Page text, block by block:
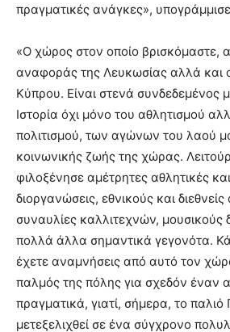
πραγματικές ανάγκες»,
«Ο χώρος στον οποίο βρισκόμαστε,
αναφοράς της Λευκωσίας αλλά και
Κύπρου. Είναι στενά συνδεδεμένος
Ιστορία όχι μόνο του αθλητισμού
πολιτισμού, των αγώνων του λαού
κοινωνικής ζωής της χώρας.
φιλοξένησε αμέτρητες αθλητικές
διοργανώσεις, εθνικούς και
συναυλίες καλλιτεχνών, μουσικούς
πολλά άλλα σημαντικά γεγονότα.
έχετε αναμνήσεις από αυτό τον
παλμός της πόλης για σχεδόν έναν
πραγματικά, γιατί, σήμερα, το παλιό
μετεξελιχθεί σε ένα σύγχρονο